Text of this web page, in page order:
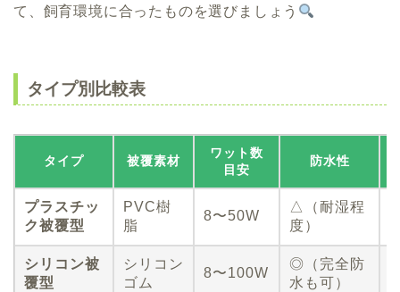
て、飼育環境に合ったものを選びましょう
タイプ別比較表
タイプ 被覆素材
ワット数
目安
防水性
プラスチッ
ク被覆型
PVC樹
脂
8〜50W
△（耐湿程
度）
シリコン被
覆型
シリコン
ゴム
8〜100W
◎（完全防
水も可）